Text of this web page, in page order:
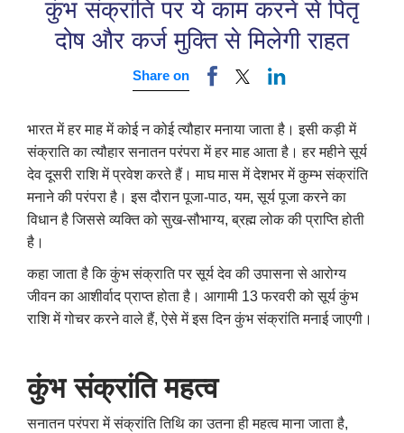
कुंभ संक्रांति पर ये काम करने से पितृ
दोष और कर्ज मुक्ति से मिलेगी राहत
Share on
भारत में हर माह में कोई न कोई त्यौहार मनाया जाता है। इसी कड़ी में
संक्राति का त्यौहार सनातन परंपरा में हर माह आता है। हर महीने सूर्य
देव दूसरी राशि में प्रवेश करते हैं। माघ मास में देशभर में कुम्भ संक्रांति
मनाने की परंपरा है। इस दौरान पूजा-पाठ,यम,सूर्य पूजा करने का
विधान है जिससे व्यक्ति को सुख-सौभाग्य,ब्रह्म लोक की प्राप्ति होती
है।
कहा जाता है कि कुंभ संक्राति पर सूर्य देव की उपासना से आरोग्य
जीवन का आशीर्वाद प्राप्त होता है। आगामी 13 फरवरी को सूर्य कुंभ
राशि में गोचर करने वाले हैं,ऐसे में इस दिन कुंभ संक्रांति मनाई जाएगी।
कुंभ संक्रांति महत्व
सनातन परंपरा में संक्रांति तिथि का उतना ही महत्व माना जाता है,